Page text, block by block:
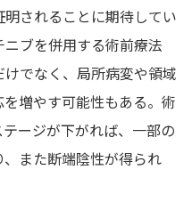
されることに期待してい
ブを併用する術前療法
でなく、局所病変や領域
増やす可能性もある。術
ージが下がれば、一部の
また断端陰性が得られ